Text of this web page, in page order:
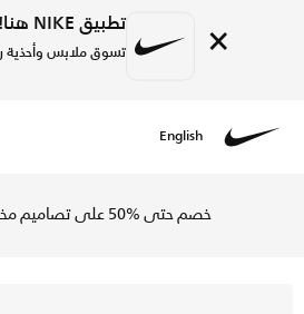
× تطبيق NIKE هنا!
تسوق ملابس وأحذية
English
خصم حتى %50 على تصاميم مختارة.